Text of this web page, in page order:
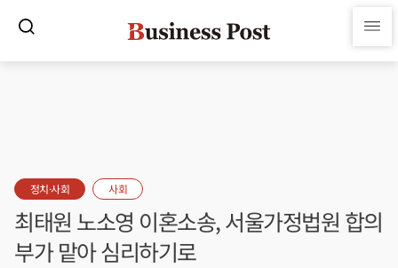
정치·사회 사회
최태원 노소영 이혼소송, 서울가정법원 합의
부가 맡아 심리하기로